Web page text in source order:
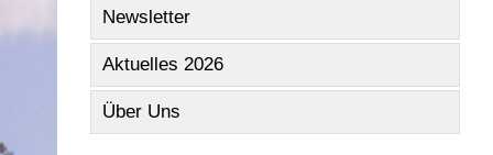
Newsletter
Aktuelles 2026
Über Uns